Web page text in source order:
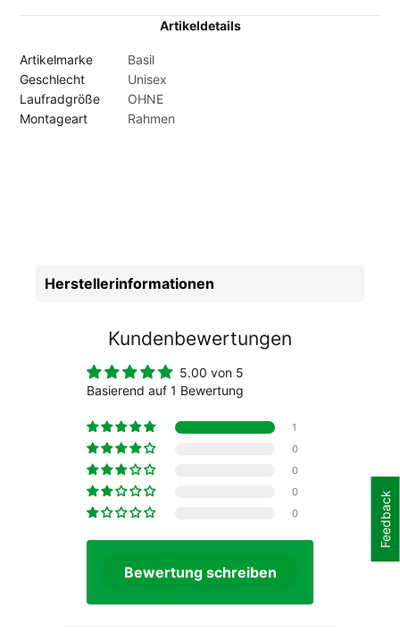
Artikeldetails
Artikelmarke
Basil
Geschlecht
Unisex
Laufradgröße
OHNE
Montageart
Rahmen
Herstellerinformationen
Kundenbewertungen
5.00 von 5
Basierend auf 1 Bewertung
1
0
0
0
0
Bewertung schreiben
Feedback